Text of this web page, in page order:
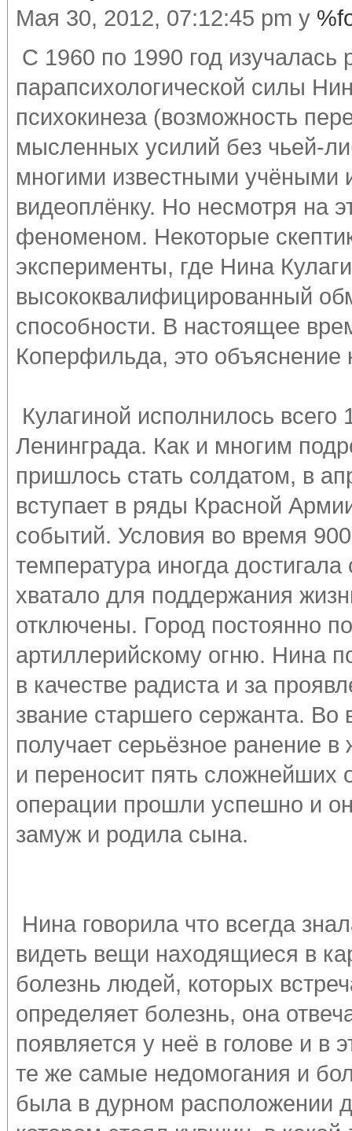
Мая 30, 2012, 07:12:45 pm у
С 1960 по 1990 год изучалась
парапсихологической силы
психокинеза (возможность
мысленных усилий без чьей-
многими известными учёными
видеоплёнку. Но несмотря на
феноменом. Некоторые
эксперименты, где Нина
высококвалифицированный
способности. В настоящее
Коперфильда, это
Кулагиной исполнилось
Ленинграда. Как и многим
пришлось стать солдатом, в
вступает в ряды Красной
событий. Условия во время
температура иногда
хватало для поддержания
отключены. Город постоянно
артиллерийскому огню. Нина
в качестве радиста и за
звание старшего сержанта. Во
получает серьёзное ранение в
и переносит пять
операции прошли успешно и
замуж и родила сына.
Нина говорила что всегда
видеть вещи находящиеся в
болезнь людей, которых
определяет болезнь, она
появляется у неё в голове и в
те же самые недомогания и
была в дурном расположении